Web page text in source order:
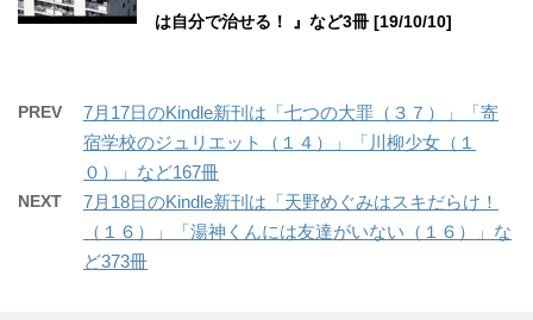
は自分で治せる！ 』など3冊 [19/10/10]
PREV
7月17日のKindle新刊は「七つの大罪（３７）」「寄
宿学校のジュリエット（１４）」「川柳少女（１
０）」など167冊
NEXT
7月18日のKindle新刊は「天野めぐみはスキだらけ！
（１６）」「湯神くんには友達がいない（１６）」な
ど373冊